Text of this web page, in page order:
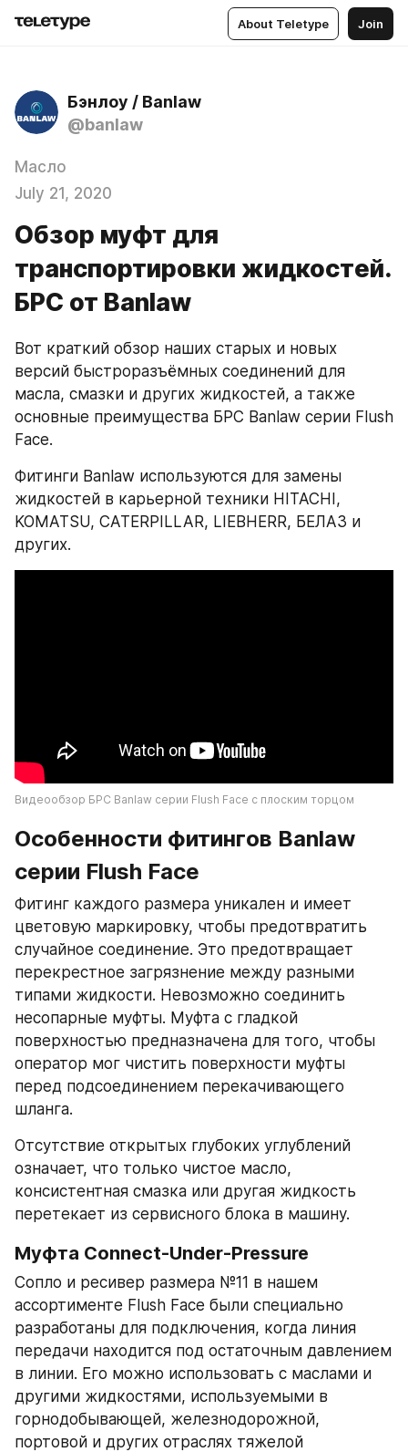
About Teletype Join
Бэнлоу / Banlaw
@banlaw
Масло
July 21, 2020
Обзор муфт для
транспортировки жидкостей.
БРС от Banlaw
Вот краткий обзор наших старых и новых
версий быстроразъёмных соединений для
масла, смазки и других жидкостей, а также
основные преимущества БРС Banlaw серии Flush
Face.
Фитинги Banlaw используются для замены
жидкостей в карьерной техники HITACHI,
KOMATSU, CATERPILLAR, LIEBHERR, БЕЛАЗ и
других.
Видеообзор БРС Banlaw серии Flush Face с плоским торцом
Особенности фитингов Banlaw
серии Flush Face
Фитинг каждого размера уникален и имеет
цветовую маркировку, чтобы предотвратить
случайное соединение. Это предотвращает
перекрестное загрязнение между разными
типами жидкости. Невозможно соединить
несопарные муфты. Муфта с гладкой
поверхностью предназначена для того, чтобы
оператор мог чистить поверхности муфты
перед подсоединением перекачивающего
шланга.
Отсутствие открытых глубоких углублений
означает, что только чистое масло,
консистентная смазка или другая жидкость
перетекает из сервисного блока в машину.
Муфта Connect-Under-Pressure
Сопло и ресивер размера №11 в нашем
ассортименте Flush Face были специально
разработаны для подключения, когда линия
передачи находится под остаточным давлением
в линии. Его можно использовать с маслами и
другими жидкостями, используемыми в
горнодобывающей, железнодорожной,
портовой и других отраслях тяжелой